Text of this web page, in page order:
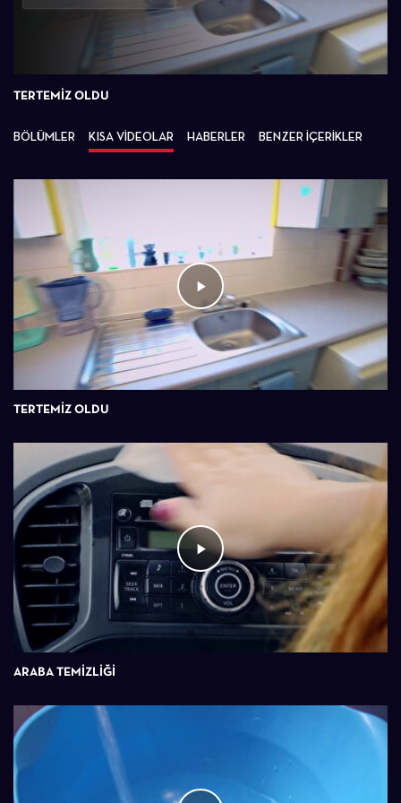
Oynat
TERTEMIZ OLDU
BÖLÜMLER KISA VİDEOLAR HABERLER BENZER İÇERİKLER
TERTEMIZ OLDU
ARABA TEMIZLIĞI